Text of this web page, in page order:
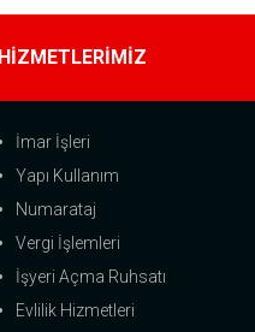
HİZMETLERİMİZ
İmar İşleri
Yapı Kullanım
Numarataj
Vergi İşlemleri
İşyeri Açma Ruhsatı
Evlilik Hizmetleri